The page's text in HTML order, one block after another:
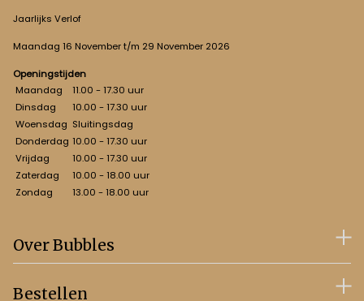
Jaarlijks Verlof
Maandag 16 November t/m 29 November 2026
Openingstijden
Maandag
11.00 - 17.30 uur
Dinsdag
10.00 - 17.30 uur
Woensdag Sluitingsdag
Donderdag 10.00 - 17.30 uur
Vrijdag
10.00 - 17.30 uur
Zaterdag
10.00 - 18.00 uur
Zondag
13.00 - 18.00 uur
Over Bubbles
Bestellen